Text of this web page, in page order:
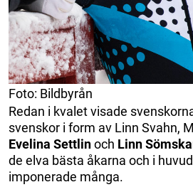
Foto: Bildbyrån
Redan i kvalet visade
svenskor i form av Linn Svahn,
Evelina Settlinoch Linn
de elva bästa åkarna och i
imponerade många.